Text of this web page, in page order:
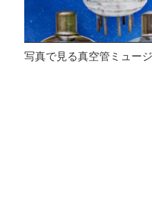
写真で見る真空管ミュー